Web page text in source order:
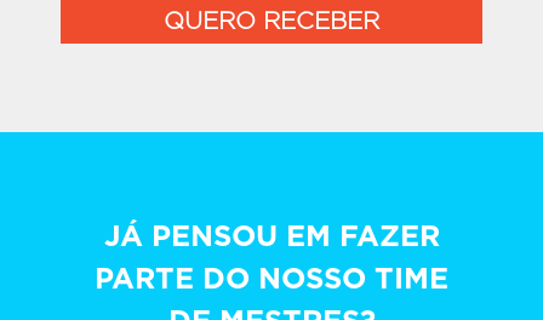
QUERO RECEBER
JÁ PENSOU EM FAZER
PARTE DO NOSSO TIME